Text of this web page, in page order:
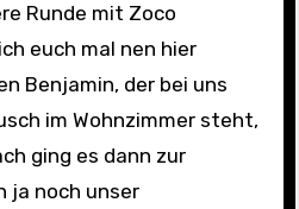
Runde mit Zoco
euch mal nen hier
Benjamin, der bei uns
im Wohnzimmer steht,
ging es dann zur
ja noch unser